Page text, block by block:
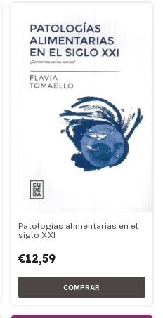
Patologías alimentarias en el
siglo XXI
€12,59